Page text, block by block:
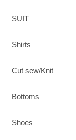
SUIT
Shirts
Cut sew/Knit
Bottoms
Shoes